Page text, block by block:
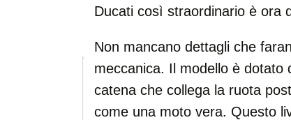
Ducati così straordinario è ora
Non mancano dettagli che
meccanica. Il modello è
catena che collega la ruota
come una moto vera. Questo